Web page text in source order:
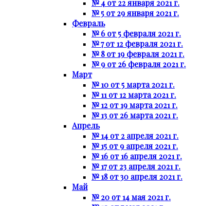
№ 4 от 22 января 2021 г.
№ 5 от 29 января 2021 г.
Февраль
№ 6 от 5 февраля 2021 г.
№ 7 от 12 февраля 2021 г.
№ 8 от 19 февраля 2021 г.
№ 9 от 26 февраля 2021 г.
Март
№ 10 от 5 марта 2021 г.
№ 11 от 12 марта 2021 г.
№ 12 от 19 марта 2021 г.
№ 13 от 26 марта 2021 г.
Апрель
№ 14 от 2 апреля 2021 г.
№ 15 от 9 апреля 2021 г.
№ 16 от 16 апреля 2021 г.
№ 17 от 23 апреля 2021 г.
№ 18 от 30 апреля 2021 г.
Май
№ 20 от 14 мая 2021 г.